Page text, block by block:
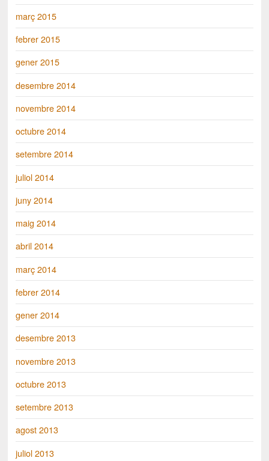
març 2015
febrer 2015
gener 2015
desembre 2014
novembre 2014
octubre 2014
setembre 2014
juliol 2014
juny 2014
maig 2014
abril 2014
març 2014
febrer 2014
gener 2014
desembre 2013
novembre 2013
octubre 2013
setembre 2013
agost 2013
juliol 2013